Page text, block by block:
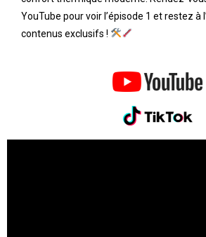
YouTube pour voir l’épisode 1 et restez à
contenus exclusifs !